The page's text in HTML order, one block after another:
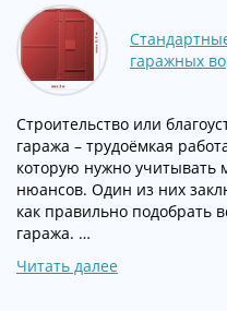
гаражных
Строительство или
гаража – трудоёмкая
которую нужно учитывать
нюансов. Один из них
как правильно подобрать
гаража. …
Читать далее